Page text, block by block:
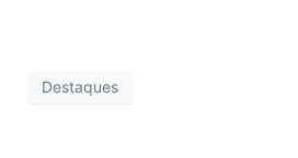
Destaques